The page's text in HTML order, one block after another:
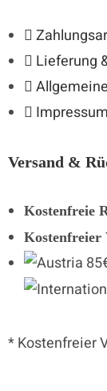
Lieferung
Versand &
Kostenfreie
Kostenfreier
* Kostenfreier